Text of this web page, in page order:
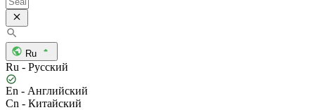
Ru
Ru - Русский
En - Английский
Cn - Китайский